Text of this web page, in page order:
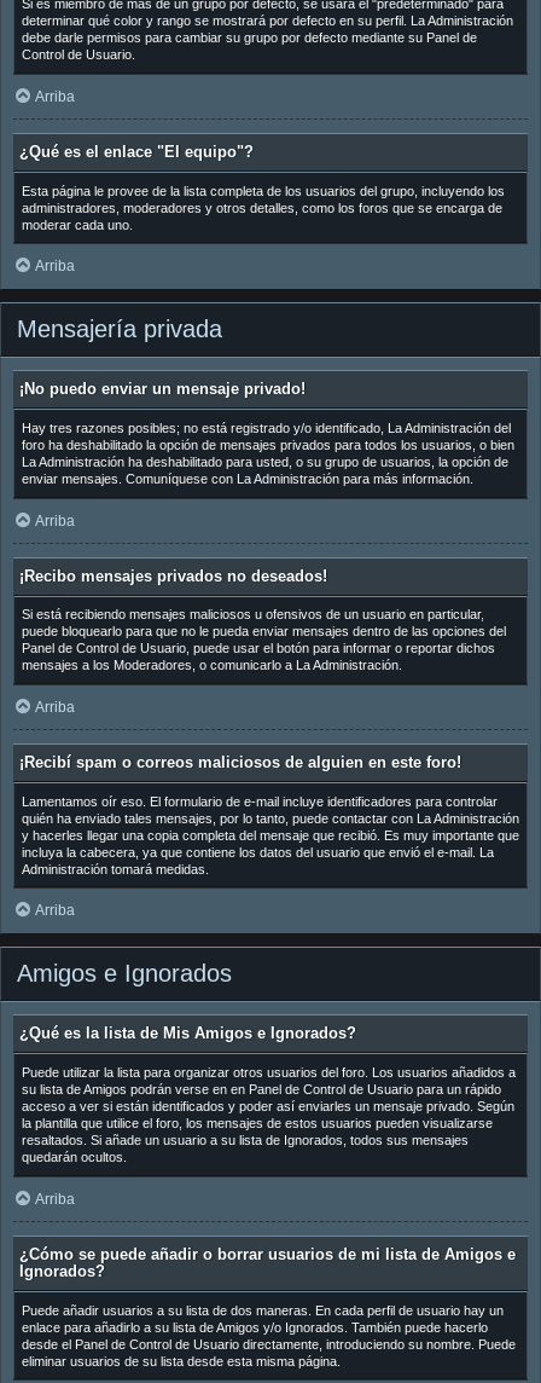
Si es miembro de más de un grupo por defecto, se usará el "predeterminado" para
determinar qué color y rango se mostrará por defecto en su perfil. La Administración
debe darle permisos para cambiar su grupo por defecto mediante su Panel de
Control de Usuario.
Arriba
¿Qué es el enlace "El equipo"?
Esta página le provee de la lista completa de los usuarios del grupo, incluyendo los
administradores, moderadores y otros detalles, como los foros que se encarga de
moderar cada uno.
Arriba
Mensajería privada
¡No puedo enviar un mensaje privado!
Hay tres razones posibles; no está registrado y/o identificado, La Administración del
foro ha deshabilitado la opción de mensajes privados para todos los usuarios, o bien
La Administración ha deshabilitado para usted, o su grupo de usuarios, la opción de
enviar mensajes. Comuníquese con La Administración para más información.
Arriba
¡Recibo mensajes privados no deseados!
Si está recibiendo mensajes maliciosos u ofensivos de un usuario en particular,
puede bloquearlo para que no le pueda enviar mensajes dentro de las opciones del
Panel de Control de Usuario, puede usar el botón para informar o reportar dichos
mensajes a los Moderadores, o comunicarlo a La Administración.
Arriba
¡Recibí spam o correos maliciosos de alguien en este foro!
Lamentamos oír eso. El formulario de e-mail incluye identificadores para controlar
quién ha enviado tales mensajes, por lo tanto, puede contactar con La Administración
y hacerles llegar una copia completa del mensaje que recibió. Es muy importante que
incluya la cabecera, ya que contiene los datos del usuario que envió el e-mail. La
Administración tomará medidas.
Arriba
Amigos e Ignorados
¿Qué es la lista de Mis Amigos e Ignorados?
Puede utilizar la lista para organizar otros usuarios del foro. Los usuarios añadidos a
su lista de Amigos podrán verse en en Panel de Control de Usuario para un rápido
acceso a ver si están identificados y poder así enviarles un mensaje privado. Según
la plantilla que utilice el foro, los mensajes de estos usuarios pueden visualizarse
resaltados. Si añade un usuario a su lista de Ignorados, todos sus mensajes
quedarán ocultos.
Arriba
¿Cómo se puede añadir o borrar usuarios de mi lista de Amigos e
Ignorados?
Puede añadir usuarios a su lista de dos maneras. En cada perfil de usuario hay un
enlace para añadirlo a su lista de Amigos y/o Ignorados. También puede hacerlo
desde el Panel de Control de Usuario directamente, introduciendo su nombre. Puede
eliminar usuarios de su lista desde esta misma página.